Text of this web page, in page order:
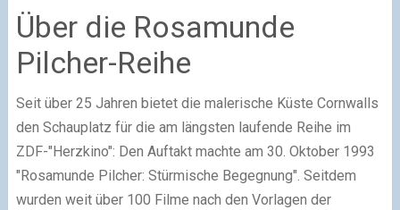
Über die Rosamunde
Pilcher-Reihe
Seit über 25 Jahren bietet die malerische Küste Cornwalls
den Schauplatz für die am längsten laufende Reihe im
ZDF-"Herzkino": Den Auftakt machte am 30. Oktober 1993
"Rosamunde Pilcher: Stürmische Begegnung". Seitdem
wurden weit über 100 Filme nach den Vorlagen der